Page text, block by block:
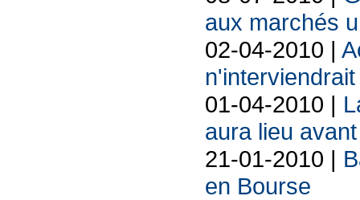
aux marchés
02-04-2010 |
01-04-2010 |
aura lieu avant
21-01-2010 |
en Bourse